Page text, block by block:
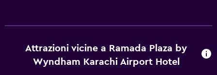
Asciugamani da piscina
Bagno di vapore
Massaggio
Attrazioni vicine a Ramada Plaza by
Wyndham Karachi Airport Hotel